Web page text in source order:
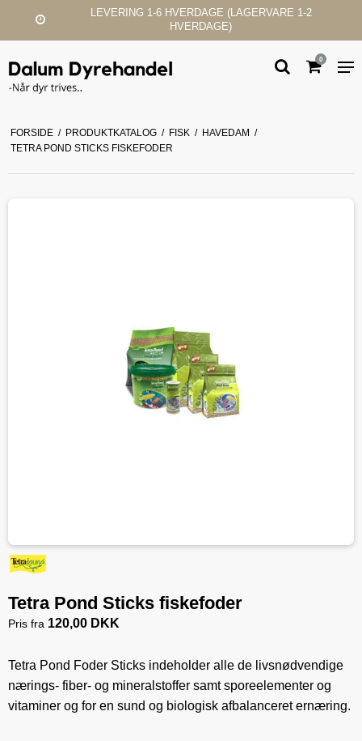
1-6 HVERDAGE (LAGERVARE 1-2
HVERDAGE)
0
FORSIDE / PRODUKTKATALOG / FISK / HAVEDAM /
TETRA POND STICKS FISKEFODER
Tetra Pond Sticks fiskefoder
Pris fra 120,00 DKK
Tetra Pond Foder Sticks indeholder alle de livsnødvendige
nærings- fiber- og mineralstoffer samt sporeelementer og
vitaminer og for en sund og biologisk afbalanceret ernæring.